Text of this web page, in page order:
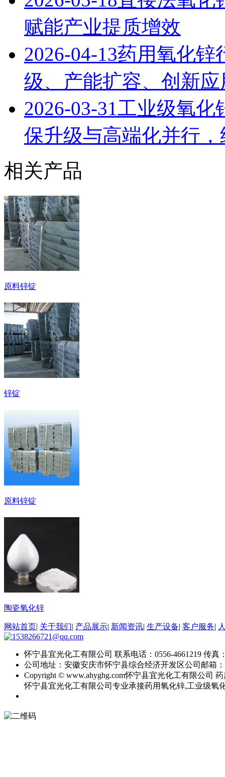
赋能产业提质增效
2026-04-13药用氧化锌
级、产能扩容、创新
2026-03-31工业级氧化
保升级与高端化并行
相关产品
原料锌锭
锌锭
原料锌锭
陶瓷氧化锌
网站首页 关于我们 产品展示 新闻资讯 生产设备 客户服务
怀宁县宜光化工有限公司 联系电话：0556-4661219 传真
公司地址：安徽安庆市怀宁县综合经济开发区公司邮箱：
Copyright © www.ahyghg.com怀宁县宜光化工有限公司 药
怀宁县宜光化工有限公司专业承接药用氧化锌,工业级氧